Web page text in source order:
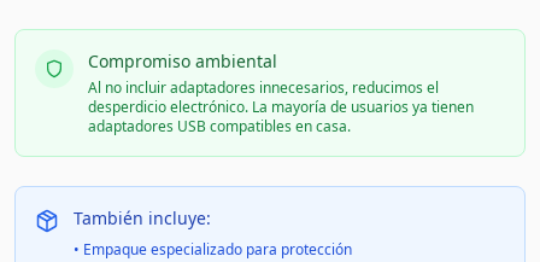
Compromiso ambiental
Al no incluir adaptadores innecesarios, reducimos el
desperdicio electrónico. La mayoría de usuarios ya tienen
adaptadores USB compatibles en casa.
También incluye:
• Empaque especializado para protección